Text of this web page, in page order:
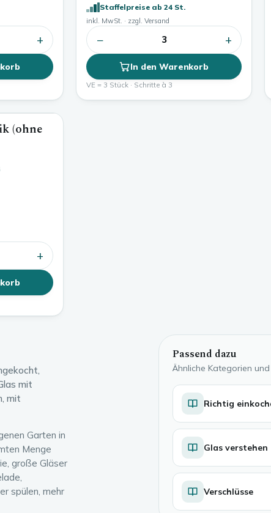
+
Staffelpreise ab 24 St.
inkl. MwSt. · zzgl. Versand
− 3 +
In den Warenkorb
VE = 3 Stück · Schritte à 3
720 ml
(ohne
+
mit
mit
Garten in
Menge
große Gläser
spülen, mehr
Passend dazu
Ähnliche Kategorien
Richtig
Glas verstehen
Verschlüsse